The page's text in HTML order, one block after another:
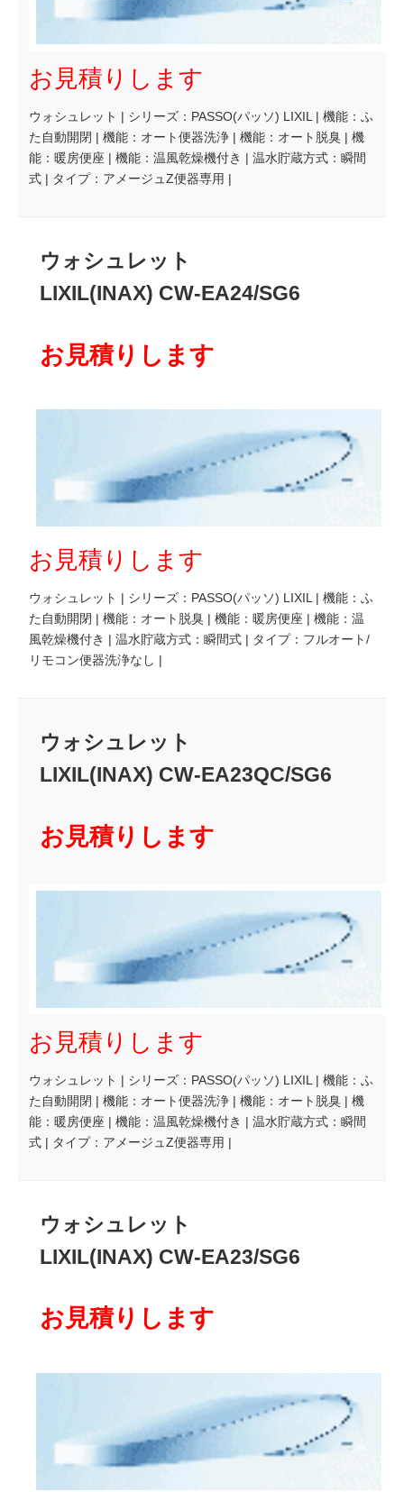
お見積りします
ウォシュレット | シリーズ：PASSO(パッソ) LIXIL | 機能：ふ
た自動開閉 | 機能：オート便器洗浄 | 機能：オート脱臭 | 機
能：暖房便座 | 機能：温風乾燥機付き | 温水貯蔵方式：瞬間
式 | タイプ：アメージュZ便器専用 |
ウォシュレット
LIXIL(INAX) CW-EA24/SG6
お見積りします
お見積りします
ウォシュレット | シリーズ：PASSO(パッソ) LIXIL | 機能：ふ
た自動開閉 | 機能：オート脱臭 | 機能：暖房便座 | 機能：温
風乾燥機付き | 温水貯蔵方式：瞬間式 | タイプ：フルオート/
リモコン便器洗浄なし |
ウォシュレット
LIXIL(INAX) CW-EA23QC/SG6
お見積りします
お見積りします
ウォシュレット | シリーズ：PASSO(パッソ) LIXIL | 機能：ふ
た自動開閉 | 機能：オート便器洗浄 | 機能：オート脱臭 | 機
能：暖房便座 | 機能：温風乾燥機付き | 温水貯蔵方式：瞬間
式 | タイプ：アメージュZ便器専用 |
ウォシュレット
LIXIL(INAX) CW-EA23/SG6
お見積りします